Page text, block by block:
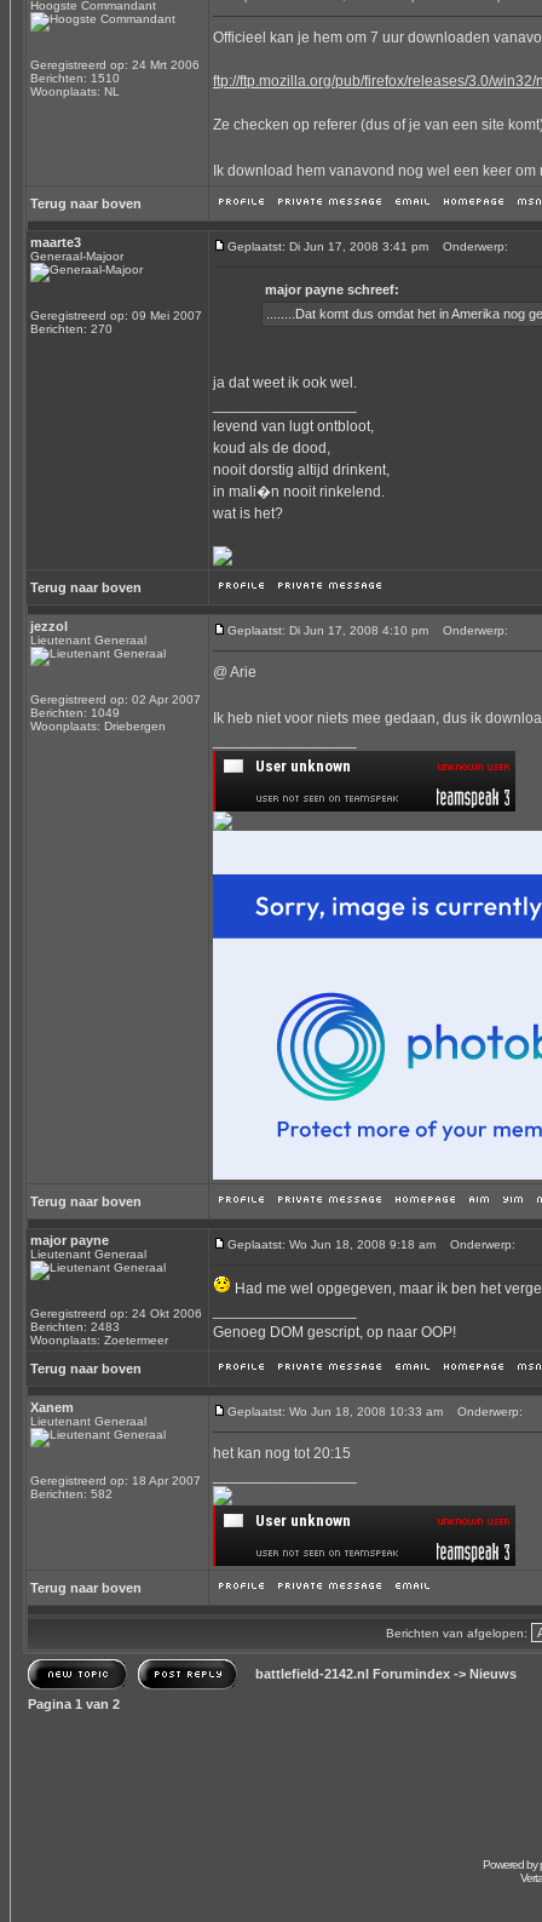
Hoogste Commandant
Geregistreerd op: 24 Mrt 2006
Berichten: 1510
Woonplaats: NL
Officieel kan je hem om 7 uur downloaden
ftp://ftp.mozilla.org/pub/firefox/releases/3.0/win32/
Ze checken op referer (dus of je van een site
Ik download hem vanavond nog wel een keer
Terug naar boven
maarte3
Generaal-Majoor
Geregistreerd op: 09 Mei 2007
Berichten: 270
Geplaatst: Di Jun 17, 2008 3:41 pm Onderwerp:
major payne schreef:
........Dat komt dus omdat het in Amerika nog
ja dat weet ik ook wel.
levend van lugt ontbloot,
koud als de dood,
nooit dorstig altijd drinkent,
in mali�n nooit rinkelend.
wat is het?
Terug naar boven
jezzol
Lieutenant Generaal
Geregistreerd op: 02 Apr 2007
Berichten: 1049
Woonplaats: Driebergen
Geplaatst: Di Jun 17, 2008 4:10 pm Onderwerp:
@ Arie
Ik heb niet voor niets mee gedaan, dus ik
Terug naar boven
major payne
Lieutenant Generaal
Geregistreerd op: 24 Okt 2006
Berichten: 2483
Woonplaats: Zoetermeer
Geplaatst: Wo Jun 18, 2008 9:18 am Onderwerp:
Had me wel opgegeven, maar ik ben het
Genoeg DOM gescript, op naar OOP!
Terug naar boven
Xanem
Lieutenant Generaal
Geregistreerd op: 18 Apr 2007
Berichten: 582
Geplaatst: Wo Jun 18, 2008 10:33 am Onderwerp:
het kan nog tot 20:15
Terug naar boven
Berichten van afgelopen:
battlefield-2142.nl Forumindex -> Nieuws
Pagina 1 van 2
Powered by